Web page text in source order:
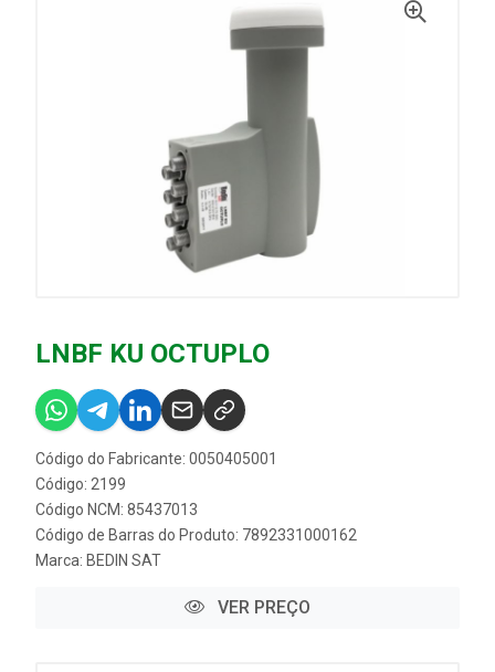
LNBF KU OCTUPLO
Código do Fabricante: 0050405001
Código: 2199
Código NCM: 85437013
Código de Barras do Produto: 7892331000162
Marca: BEDIN SAT
VER PREÇO